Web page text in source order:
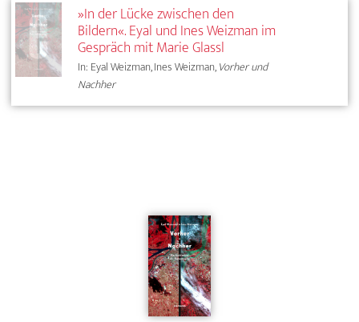
»In der Lücke zwischen den
Bildern«. Eyal und Ines Weizman im
Gespräch mit Marie Glassl
In: Eyal Weizman, Ines Weizman,Vorher und
Nachher